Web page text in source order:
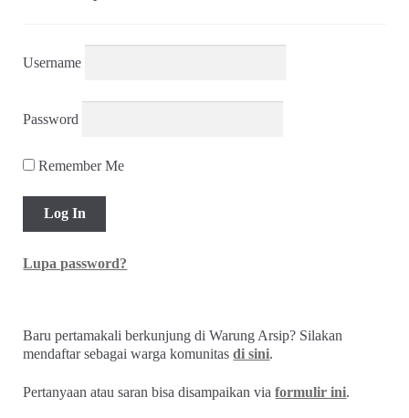
Username
Password
Remember Me
Lupa password?
Baru pertamakali berkunjung di Warung Arsip? Silakan
mendaftar sebagai warga komunitasdi sini.
Pertanyaan atau saran bisa disampaikan viaformulir ini.